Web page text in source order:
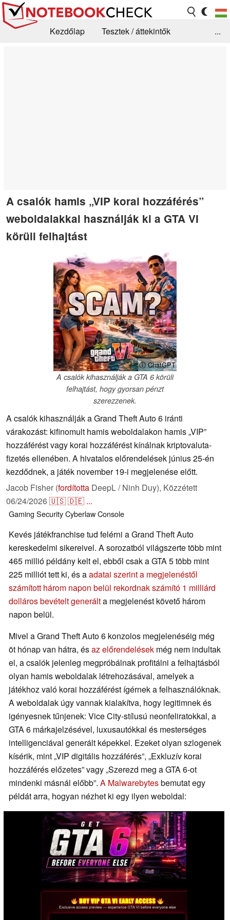
Kezdőlap
Tesztek / áttekintők
...
A csalók hamis „VIP korai hozzáférés”
weboldalakkal használják ki a GTA VI
körüli felhajtást
ⓘ ChatGPT
A csalók kihasználják a GTA 6 körüli
felhajtást, hogy gyorsan pénzt
szerezzenek.
A csalók kihasználják a Grand Theft Auto 6 iránti
várakozást: kifinomult hamis weboldalakon hamis „VIP”
hozzáférést vagy korai hozzáférést kínálnak kriptovaluta-
fizetés ellenében. A hivatalos előrendelések június 25-én
kezdődnek, a játék november 19-i megjelenése előtt.
Jacob Fisher (fordította DeepL / Ninh Duy), Közzétett
06/24/2026🇺🇸🇩🇪 ...
Gaming SecurityCyberlawConsole
Kevés játékfranchise tud felérni a Grand Theft Auto
kereskedelmi sikereivel. A sorozatból világszerte több mint
465 millió példány kelt el, ebből csak a GTA 5 több mint
225 milliót tett ki, és aadatai szerint a megjelenéstől
számított három napon belül rekordnak számító 1 milliárd
dolláros bevételt generálta megjelenést követő három
napon belül.
Mivel a Grand Theft Auto 6 konzolos megjelenéséig még
öt hónap van hátra, ésaz előrendelések még nem indultak
el, a csalók jelenleg megpróbálnak profitálni a felhajtásból
olyan hamis weboldalak létrehozásával, amelyek a
játékhoz való korai hozzáférést ígérnek a felhasználóknak.
A weboldalak úgy vannak kialakítva, hogy legitimnek és
igényesnek tűnjenek: Vice City-stílusú neonfeliratokkal, a
GTA 6 márkajelzésével, luxusautókkal és mesterséges
intelligenciával generált képekkel. Ezeket olyan szlogenek
kísérik, mint „VIP digitális hozzáférés”, „Exkluzív korai
hozzáférés előzetes” vagy „Szerezd meg a GTA 6-ot
mindenki másnál előbb”. A Malwarebytesbemutat egy
példát arra, hogyan nézhet ki egy ilyen weboldal: